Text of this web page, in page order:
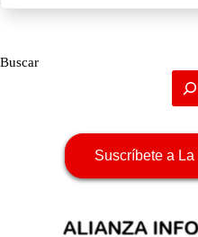
Buscar
Suscríbete a La